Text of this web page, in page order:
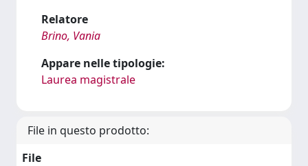
Relatore
Brino, Vania
Appare nelle tipologie:
Laurea magistrale
File in questo prodotto:
File